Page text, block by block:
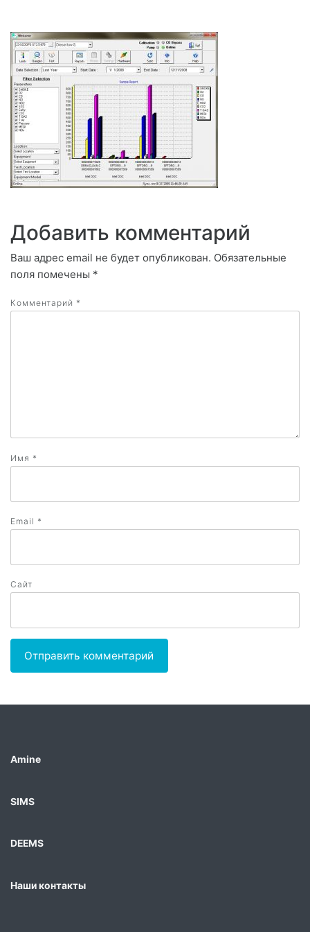
Добавить комментарий
Ваш адрес email не будет опубликован. Обязательные
поля помечены *
Комментарий *
Имя *
Email *
Сайт
Amine
SIMS
DEEMS
Наши контакты